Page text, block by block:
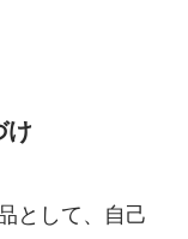
け
として、自己